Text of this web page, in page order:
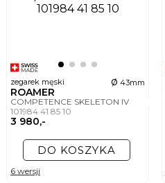
zegarek męski ø 43mm
ROAMER
COMPETENCE SKELETON IV
101984 41 85 10
3 980,-
DO KOSZYKA
6 wersji